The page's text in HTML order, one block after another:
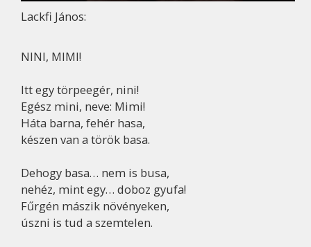
Lackfi János:
NINI, MIMI!
Itt egy törpeegér, nini!
Egész mini, neve: Mimi!
Háta barna, fehér hasa,
készen van a török basa.
Dehogy basa… nem is busa,
nehéz, mint egy… doboz gyufa!
Fűrgén mászik növényeken,
úszni is tud a szemtelen.